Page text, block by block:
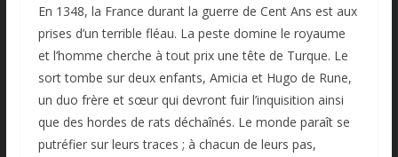
En 1348, la France durant la guerre de Cent Ans est aux
prises d’un terrible fléau. La peste domine le royaume
et l’homme cherche à tout prix une tête de Turque. Le
sort tombe sur deux enfants, Amicia et Hugo de Rune,
un duo frère et sœur qui devront fuir l’inquisition ainsi
que des hordes de rats déchaînés. Le monde paraît se
putréfier sur leurs traces ; à chacun de leurs pas,